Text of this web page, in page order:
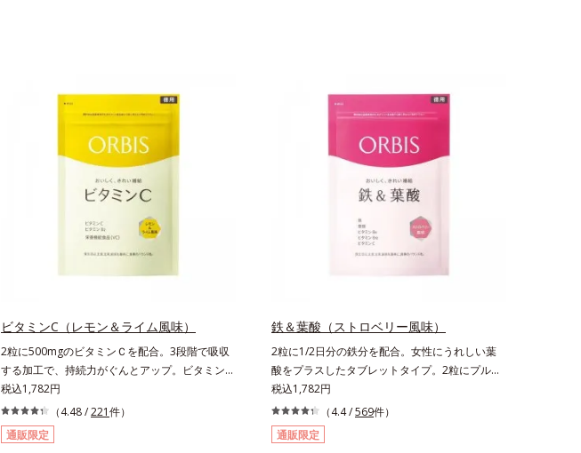
ビタミンC（レモン＆ライム風味）
2粒に500mgのビタミンＣを配合。3段階で吸収
する加工で、持続力がぐんとアップ。ビタミン
C（レモン＆ライム風味）は、栄養機能食品です
ビタミンCは、皮膚や粘膜の健康維持を助けると
ともに、抗酸化作用を持つ栄養素です。2粒にレ
モン約25個分（*1）のビタミンCを配合しまし
税込1,782円
（4.48 /221件）
通販限定
鉄＆葉酸（ストロベリー風味）
2粒に1/2日分の鉄分を配合。女性にうれしい葉
酸をプラスしたタブレットタイプ。2粒にプルー
ン約50個分（*1）もの鉄分を配合し、さらに女
性周期をサポートする葉酸をプラスしました。甘
酸っぱくて続けやすい、ストロベリー風味です。
*1 : 「五訂増補日本食品標準成分表2010」よ
税込1,782円
（4.4 /569件）
通販限定